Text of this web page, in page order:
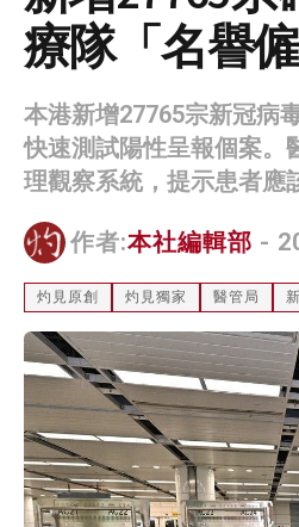
療隊「名譽僱
本港新增27765宗新冠病
快速測試陽性呈報個案。
理觀察系統，提示患者應
作者:本社編輯部 -
灼見原創 灼見獨家 醫管局